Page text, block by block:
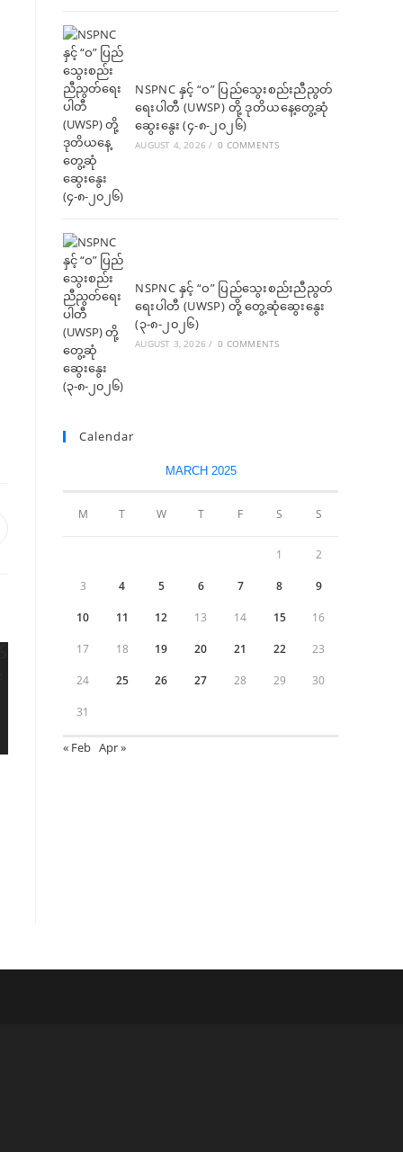
NSPNC နှင့် “ဝ” ပြည်သွေးစည်းညီညွတ်
ရေးပါတီ (UWSP) တို့ ဒုတိယနေ့တွေ့ဆုံ
ဆွေးနွေး (၄-၈-၂၀၂၆)
AUGUST 4, 2026 / 0 COMMENTS
NSPNC နှင့် “ဝ” ပြည်သွေးစည်းညီညွတ်
ရေးပါတီ (UWSP) တို့ တွေ့ဆုံဆွေးနွေး
(၃-၈-၂၀၂၆)
AUGUST 3, 2026 / 0 COMMENTS
Calendar
MARCH 2025
M T W T F S S
1 2
3 4 5 6 7 8 9
10 11 12 13 14 15 16
17 18 19 20 21 22 23
24 25 26 27 28 29 30
31
« Feb Apr »